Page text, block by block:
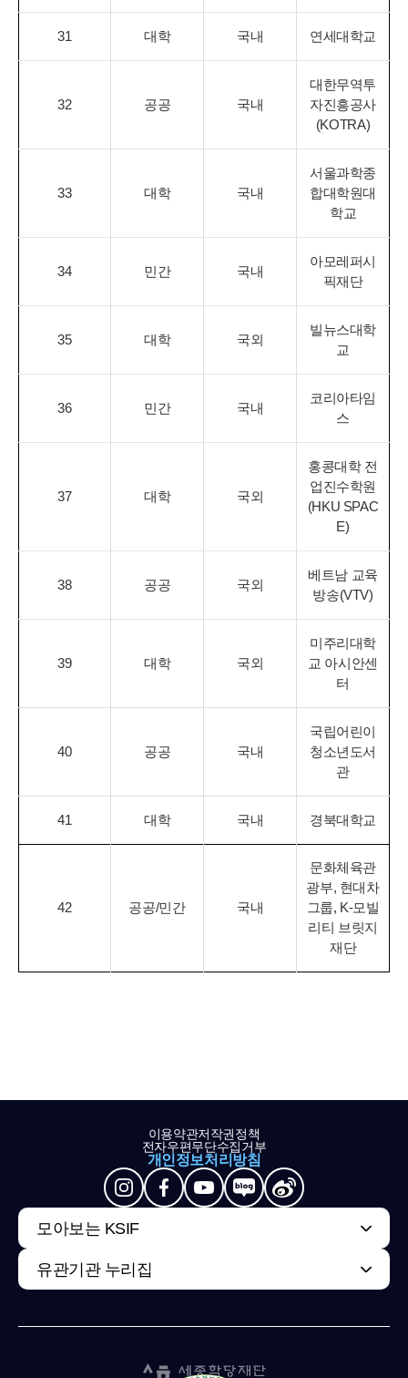
31 대학 국내 연세대학교
32 공공 국내
대한무역투
자진흥공사
(KOTRA)
33 대학 국내
서울과학종
합대학원대
학교
34 민간 국내
아모레퍼시
픽재단
35 대학 국외
빌뉴스대학
교
36 민간 국내
코리아타임
스
37 대학 국외
홍콩대학 전
업진수학원
(HKU SPAC
E)
38 공공 국외
베트남 교육
방송(VTV)
39 대학 국외
미주리대학
교 아시안센
터
40 공공 국내
국립어린이
청소년도서
관
41 대학 국내 경북대학교
42 공공/민간 국내
문화체육관
광부, 현대차
그룹, K-모빌
리티 브릿지
재단
이용약관저작권정책
전자우편무단수집거부
개인정보처리방침
모아보는 KSIF
유관기관 누리집